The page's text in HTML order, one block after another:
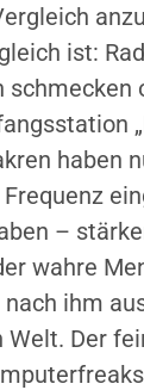
ist:
schmecken
haben
–
wahre
ihm
Der